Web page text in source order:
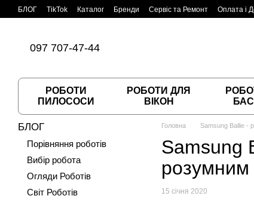
Перейти до основного контенту
БЛОГ TikTok Каталог Бренди Сервіс та Ремонт Оплата і
097 707-47-44
РОБОТИ
ПИЛОСОСИ
РОБОТИ ДЛЯ
ВІКОН
Головна Samsung Ballie -
Samsung
розумним
15 січня 2020
БЛОГ
Порівняння роботів
Вибір робота
Огляди Роботів
Світ Роботів